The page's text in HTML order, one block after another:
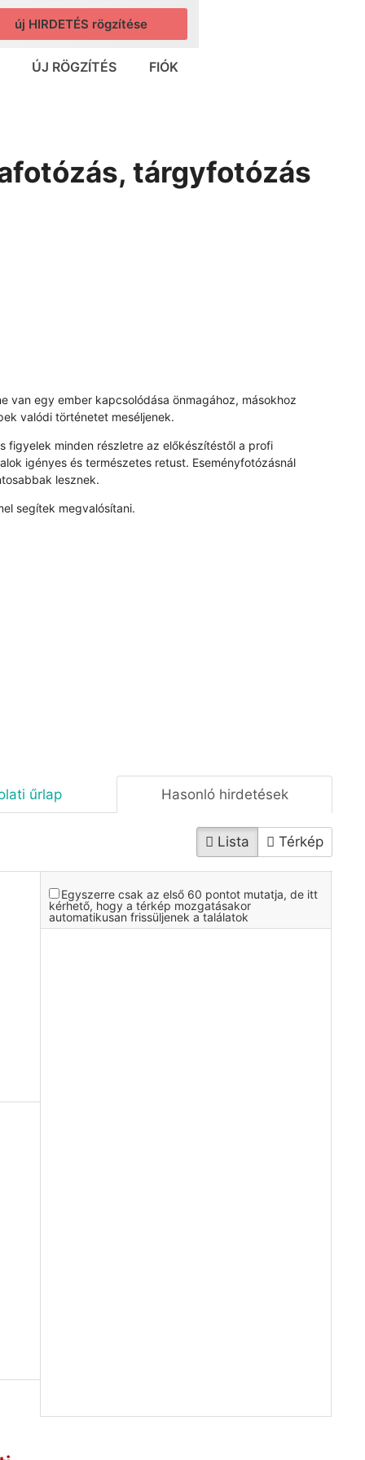
új HIRDETÉS rögzítése
ÚJ RÖGZÍTÉS FIÓK
tárgyfotózás
van egy ember kapcsolódása önmagához, másokhoz
valódi történetet meséljenek.
figyelek minden részletre az előkészítéstől a profi
igényes és természetes retust. Eseményfotózásnál
lesznek.
segítek megvalósítani.
űrlap Hasonló hirdetések
Lista Térkép
Egyszerre csak az első 60 pontot mutatja, de itt
kérhető, hogy a térkép mozgatásakor
automatikusan frissüljenek a találatok